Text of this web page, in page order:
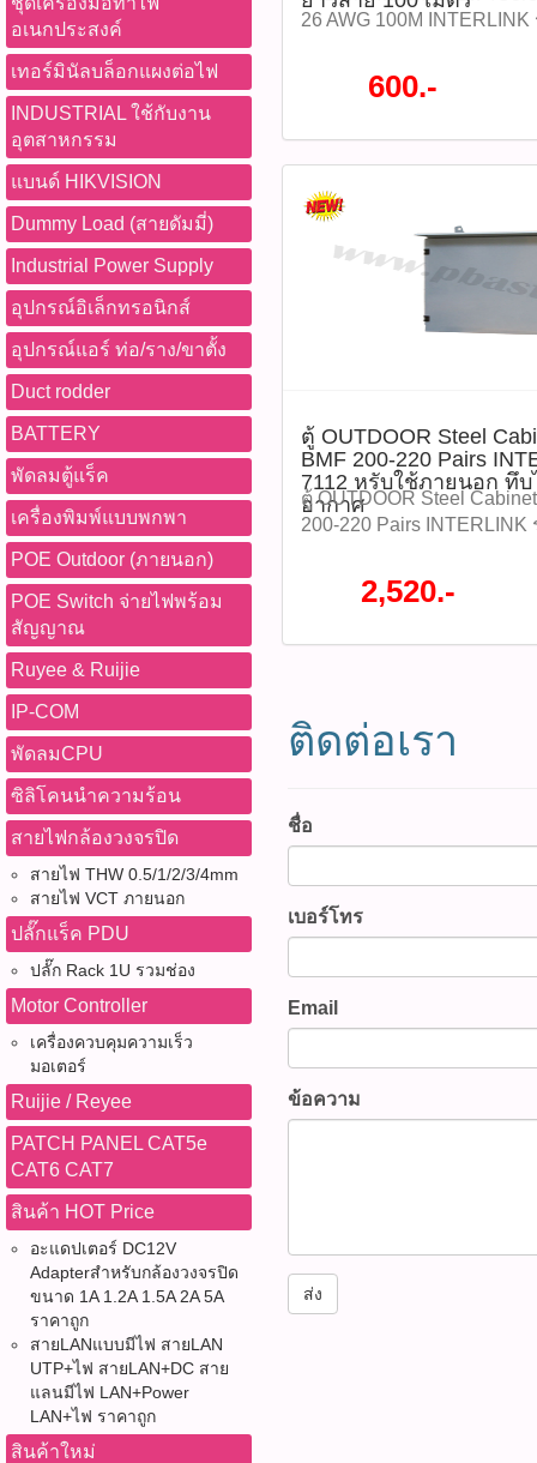
อเนกประสงค์
เทอร์มินัลบล็อกแผงต่อไฟ
INDUSTRIAL ใช้กับงาน
อุตสาหกรรม
แบนด์ HIKVISION
Dummy Load (สายดัมมี่)
Industrial Power Supply
อุปกรณ์อิเล็กทรอนิกส์
อุปกรณ์แอร์ ท่อ/ราง/ขาตั้ง
Duct rodder
BATTERY
พัดลมตู้แร็ค
เครื่องพิมพ์แบบพกพา
POE Outdoor (ภายนอก)
POE Switch จ่ายไฟพร้อม
สัญญาณ
Ruyee & Ruijie
IP-COM
พัดลมCPU
ซิลิโคนนำความร้อน
สายไฟกล้องวงจรปิด
สายไฟ THW 0.5/1/2/3/4mm
สายไฟ VCT ภายนอก
ปลั๊กแร็ค PDU
ปลั๊ก Rack 1U รวมช่อง
Motor Controller
เครื่องควบคุมความเร็ว
มอเตอร์
Ruijie / Reyee
PATCH PANEL CAT5e
CAT6 CAT7
สินค้า HOT Price
อะแดปเตอร์ DC12V
Adapterสำหรับกล้องวงจรปิด
ขนาด 1A 1.2A 1.5A 2A 5A
ราคาถูก
สายLANแบบมีไฟ สายLAN
UTP+ไฟ สายLAN+DC สาย
แลนมีไฟ LAN+Power
LAN+ไฟ ราคาถูก
สินค้าใหม่
26 AWG 100M
ราคา 600 บาท รุ่น : UL-
P04192)​ ติดตามโปรโมชั่นทั้
987-3656 (saleธิป)
2686 (sale ตี๋)
600.-
ตู้ OUTDOOR Steel
BMF 200-220 Pairs
7112 หรับใช้ภายนอก ทึ
อากาศ
ตู้ OUTDOOR Steel
200-220 Pairs
สูง 45 x กว้าง 45 x ลึก 15
มาตรฐาน IP55 เหมาะสำห
P03475)​ ติดตามโปรโมชั่นทั้
หมด
987-3656 (saleธิป)
@peeranun8336
2,520.-
ติดต่อเรา
ชื่อ
เบอร์โทร
Email
ข้อความ
ส่ง